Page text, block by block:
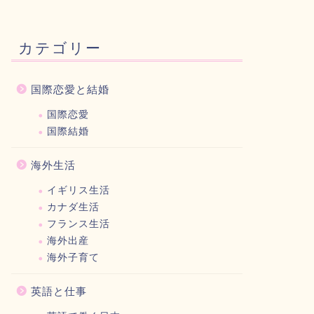
カテゴリー
国際恋愛と結婚
国際恋愛
国際結婚
海外生活
イギリス生活
カナダ生活
フランス生活
海外出産
海外子育て
英語と仕事